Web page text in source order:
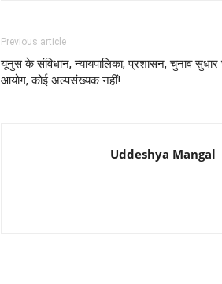
Previous article
यूनुस के संविधान, न्यायपालिका, प्रशासन, चुनाव
आयोग, कोई अल्पसंख्यक नहीं!
Uddeshya Mangal